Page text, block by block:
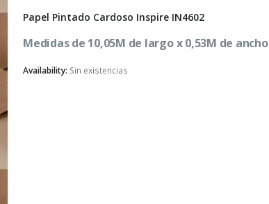
Papel Pintado Cardoso Inspire IN4602
Medidas de 10,05M de largo x 0,53M de ancho
Availability: Sin existencias